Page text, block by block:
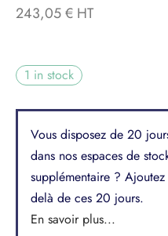
243,05€
1 in stock
Vous disposez de 20
dans nos espaces de
supplémentaire ?
delà de ces 20 jours.
En savoir plus...